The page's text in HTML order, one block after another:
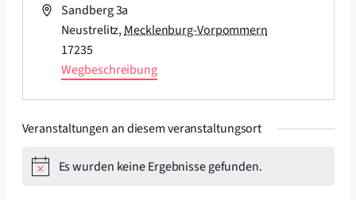
AdresseSandberg 3a
Neustrelitz,Mecklenburg-Vorpommern
17235
Wegbeschreibung
Veranstaltungen an diesem veranstaltungsort
HinweisEs wurden keine Ergebnisse gefunden.